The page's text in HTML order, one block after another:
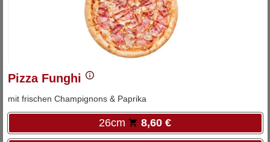
Pizza Funghi
mit frischen Champignons & Paprika
26cm 8,60 €